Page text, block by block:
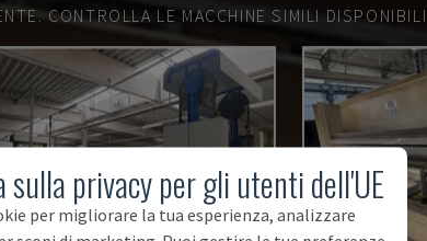
CONTROLLA LE MACCHINE SIMILI
privacy per gli utenti dell'UE
per migliorare la tua esperienza, analizzare